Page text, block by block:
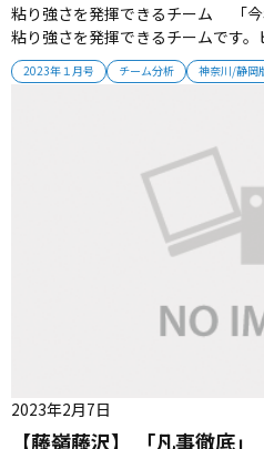
2023年１月号 チーム分析 神奈川/静岡
粘り強さを発揮できるチーム 「
粘り強さを発揮できるチームです
大、左腕・根岸大和のダブルエース
郎、小早川仁、岩﨑琳平が勝負強さ
【藤嶺藤沢】 「凡事徹底」
2023年2月7日